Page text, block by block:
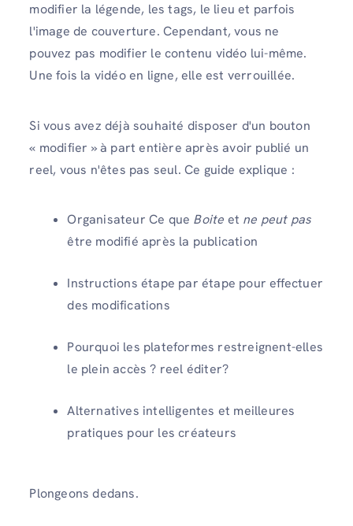
modifier la légende, les tags, le lieu et parfois
l'image de couverture. Cependant, vous ne
pouvez pas modifier le contenu vidéo lui-même.
Une fois la vidéo en ligne, elle est verrouillée.
Si vous avez déjà souhaité disposer d'un bouton
« modifier » à part entière après avoir publié un
reel, vous n'êtes pas seul. Ce guide explique :
Organisateur Ce que Boite et ne peut pas
être modifié après la publication
Instructions étape par étape pour effectuer
des modifications
Pourquoi les plateformes restreignent-elles
le plein accès ? reel éditer?
Alternatives intelligentes et meilleures
pratiques pour les créateurs
Plongeons dedans.